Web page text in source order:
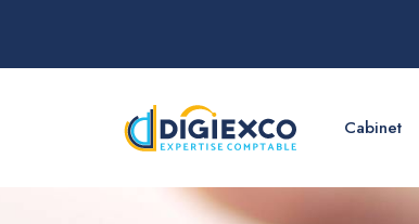
Cabinet